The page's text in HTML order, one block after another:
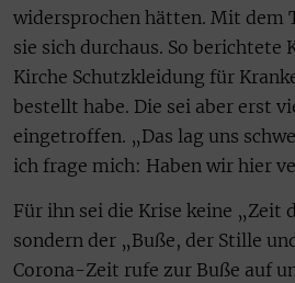
widersprochen hätten. Mit dem
sie sich durchaus. So berichtete
Kirche Schutzkleidung für
bestellt habe. Die sei aber erst
eingetroffen. „Das lag uns
ich frage mich: Haben wir hier
Für ihn sei die Krise keine „Zeit
sondern der „Buße, der Stille
Corona-Zeit rufe zur Buße auf